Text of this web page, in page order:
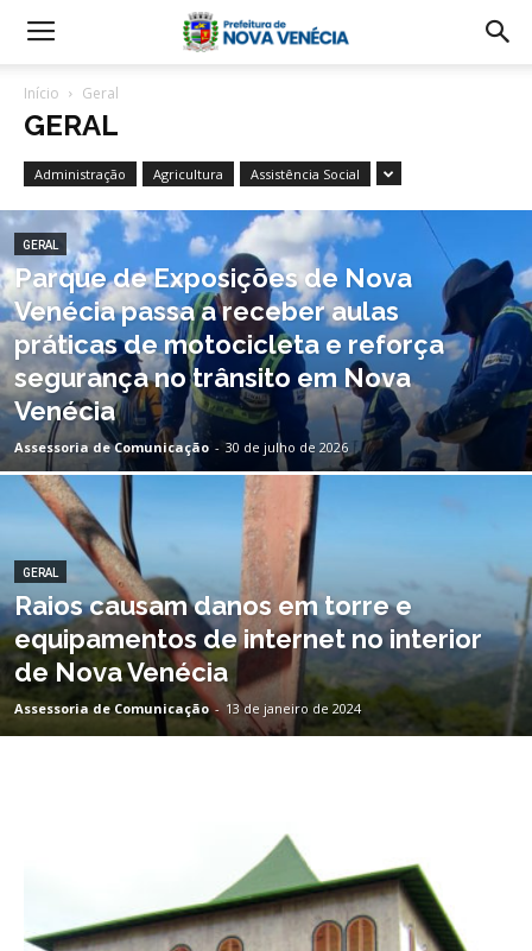
Início Geral
GERAL
Administração Agricultura Assistência Social
GERAL
Parque de Exposições de Nova
Venécia passa a receber aulas
práticas de motocicleta e reforça
segurança no trânsito em Nova
Venécia
Assessoria de Comunicação - 30 de julho de 2026
GERAL
Raios causam danos em torre e
equipamentos de internet no interior
de Nova Venécia
Assessoria de Comunicação - 13 de janeiro de 2024